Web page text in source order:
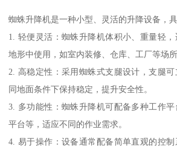
蜘蛛升降机是一种小型、灵活的升降设备，
1. 轻便灵活：蜘蛛升降机体积小、重量轻
地形中使用，如室内装修、仓库、工厂等场所
2. 高稳定性：采用蜘蛛式支腿设计，支腿
同地面条件下保持稳定，提升安全性。
3. 多功能性：蜘蛛升降机可配备多种工作
平台等，适应不同的作业需求。
4. 易于操作：设备通常配备简单直观的控